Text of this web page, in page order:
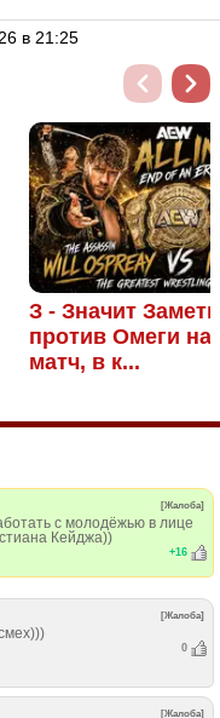
в 21:25
З - Значит
против Омеги на
матч, в к...
[Жалоба]
с молодёжью в лице
Кейджа))
+16
[Жалоба]
0
[Жалоба]